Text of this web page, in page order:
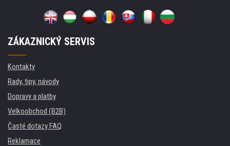
ZÁKAZNICKÝ SERVIS
Kontakty
Rady, tipy, návody
Dopravy a platby
Velkoobchod (B2B)
Časté dotazy FAQ
Reklamace